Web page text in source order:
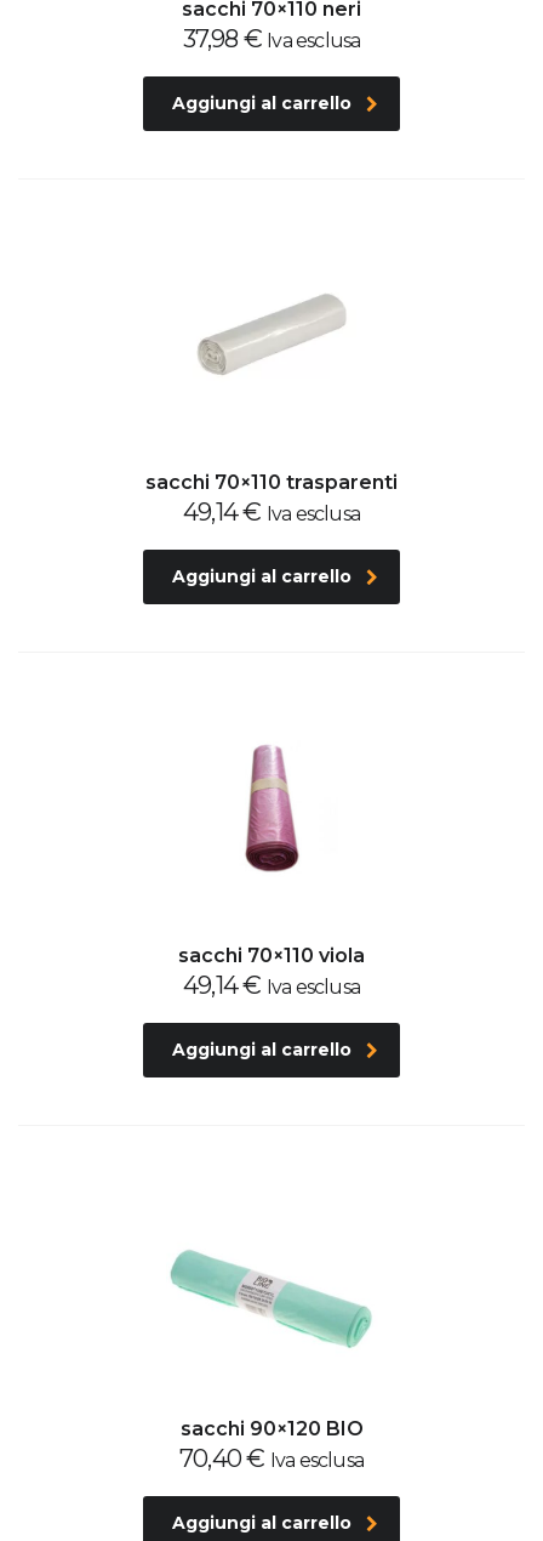
sacchi 70×110 neri
37,98 € Iva esclusa
Aggiungi al carrello
sacchi 70×110 trasparenti
49,14€ Iva esclusa
Aggiungi al carrello
sacchi 70×110 viola
49,14€ Iva esclusa
Aggiungi al carrello
sacchi 90×120 BIO
70,40€ Iva esclusa
Aggiungi al carrello